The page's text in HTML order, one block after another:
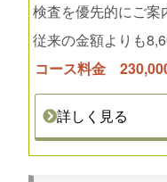
検査を優先的にご案
従来の金額よりも
コース料金
詳しく見る